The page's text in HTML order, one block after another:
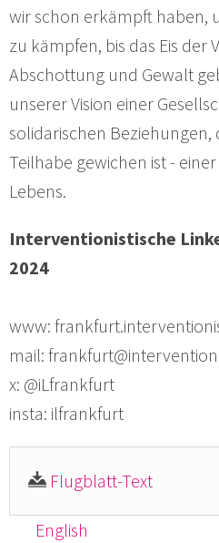
wir schon erkämpft haben,
zu kämpfen, bis das Eis der
Abschottung und Gewalt
unserer Vision einer
solidarischen
Teilhabe gewichen ist -
Lebens.
Interventionistische
2024
www:
mail:
x: @iLfrankfurt
insta: ilfrankfurt
Flugblatt-Text
English